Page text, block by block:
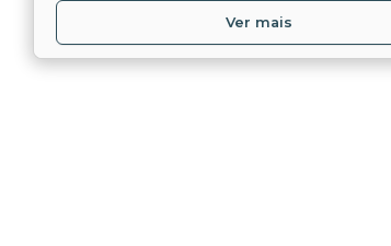
Ver mais